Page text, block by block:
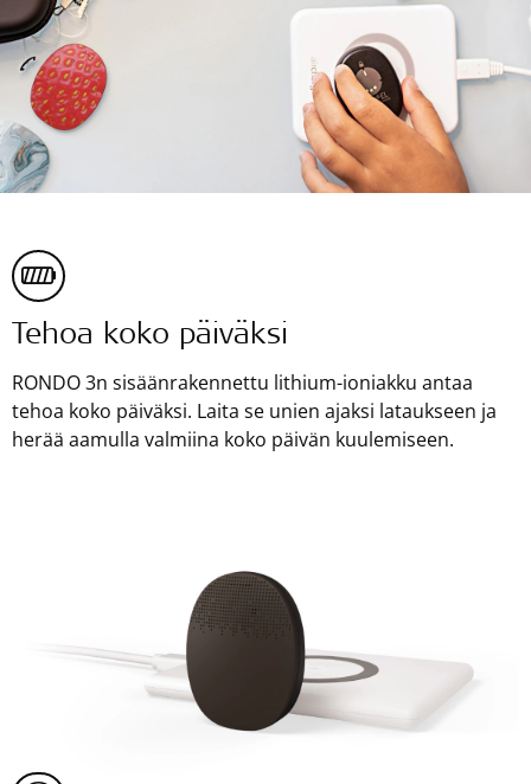
Tehoa koko päiväksi
RONDO 3n sisäänrakennettu lithium-ioniakku antaa
tehoa koko päiväksi. Laita se unien ajaksi lataukseen ja
herää aamulla valmiina koko päivän kuulemiseen.